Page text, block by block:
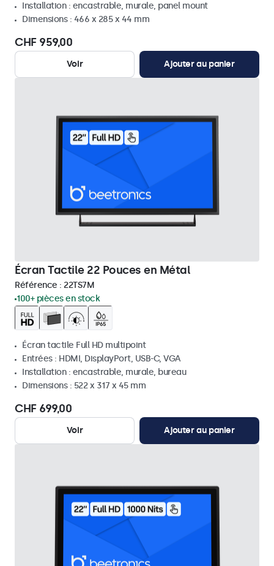
Installation : encastrable, murale, panel mount
Dimensions : 466 x 285 x 44 mm
CHF 959,00
Voir Ajouter au panier
Écran Tactile 22 Pouces en Métal
Référence : 22TS7M
100+ pièces en stock
Écran tactile Full HD multipoint
Entrées : HDMI, DisplayPort, USB-C, VGA
Installation : encastrable, murale, bureau
Dimensions : 522 x 317 x 45 mm
CHF 699,00
Voir Ajouter au panier